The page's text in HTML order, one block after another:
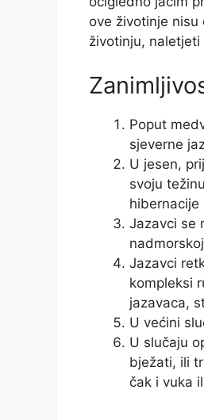
ove životinje
životinju,
Poput
sjeverne
U jesen,
svoju
Jazavci se
Jazavci
kompleksi
jazavaca,
U većini
U slučaju
bježati, ili
čak i vuka